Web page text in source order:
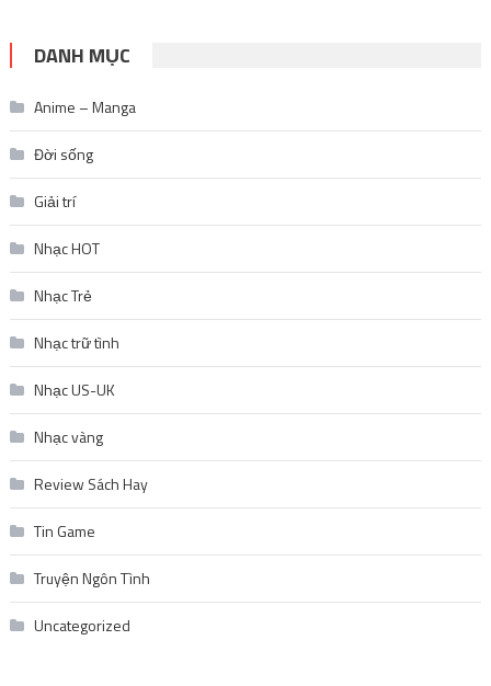
DANH MỤC
Anime – Manga
Đời sống
Giải trí
Nhạc HOT
Nhạc Trẻ
Nhạc trữ tình
Nhạc US-UK
Nhạc vàng
Review Sách Hay
Tin Game
Truyện Ngôn Tình
Uncategorized